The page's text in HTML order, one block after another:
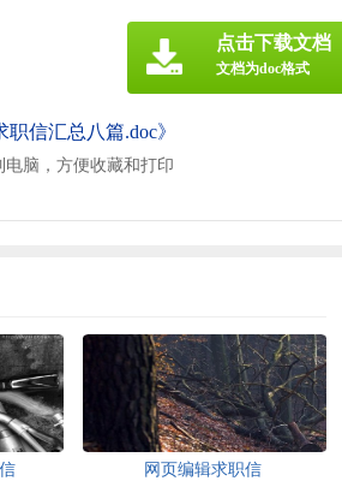
职信汇总八篇.doc》
电脑，方便收藏和打印
点击下载文档
文档为doc格式
网页编辑求职信